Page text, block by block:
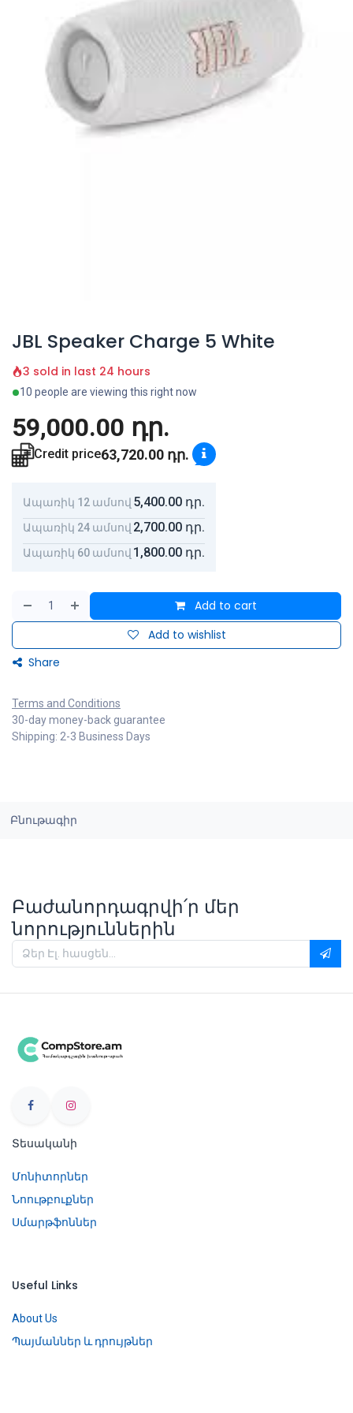
JBL Speaker Charge 5 White
3 sold in last 24 hours
10 people are viewing this right now
59,000.00 դր.
Credit price63,720.00 դր.
Ապառիկ 12 ամսով 5,400.00 դր.
Ապառիկ 24 ամսով 2,700.00 դր.
Ապառիկ 60 ամսով 1,800.00 դր.
Add to cart
Add to wishlist
Share
Terms and Conditions
30-day money-back guarantee
Shipping: 2-3 Business Days
Բնութագիր
Բաժանորդագրվի՛ր մեր
նորություններին
Տեսականի
Մոնիտորներ
Նոութբուքներ
Սմարթֆոններ
Useful Links
About Us
Պայմաններ և դրույթներ